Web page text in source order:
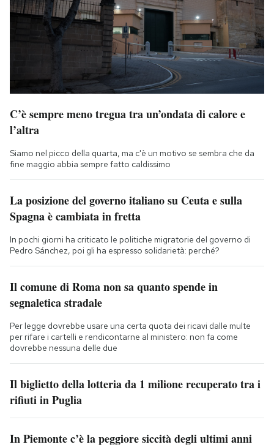
C’è sempre meno tregua tra un’ondata di calore e
l’altra
Siamo nel picco della quarta, ma c'è un motivo se sembra che da
fine maggio abbia sempre fatto caldissimo
La posizione del governo italiano su Ceuta e sulla
Spagna è cambiata in fretta
In pochi giorni ha criticato le politiche migratorie del governo di
Pedro Sánchez, poi gli ha espresso solidarietà: perché?
Il comune di Roma non sa quanto spende in
segnaletica stradale
Per legge dovrebbe usare una certa quota dei ricavi dalle multe
per rifare i cartelli e rendicontarne al ministero: non fa come
dovrebbe nessuna delle due
Il biglietto della lotteria da 1 milione recuperato tra i
rifiuti in Puglia
In Piemonte c’è la peggiore siccità degli ultimi anni